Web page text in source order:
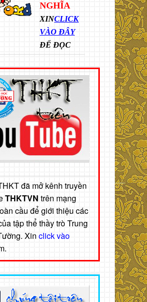
NGHĨA
XINCLICK
VÀO ĐÂY
ĐỂ ĐỌC
đã mở kênh truyền
THKTVN trên mạng
cầu để giới thiệu các
tập thể thầy trò Trung
Xin click vào